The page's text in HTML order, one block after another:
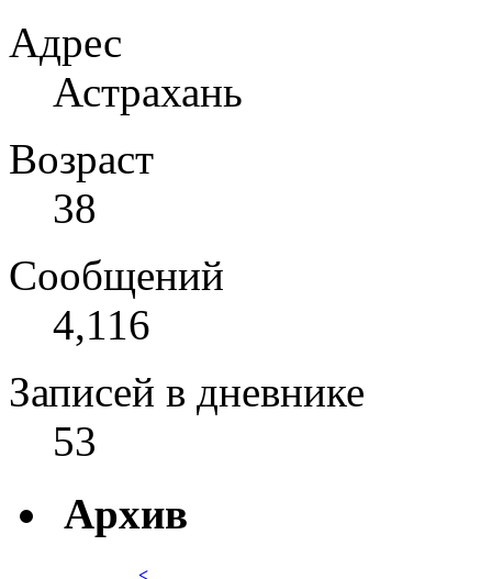
Адрес
Астрахань
Возраст
38
Сообщений
4,116
Записей в дневнике
53
Архив
<